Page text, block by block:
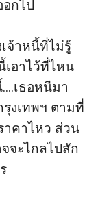
กไป
จ้าหนี้ที่ไม่รู้
อาไว้ที่ไหน
เธอหนีมา
งเทพฯ ตามที่
าคาไหว ส่วน
จะไกลไปสัก